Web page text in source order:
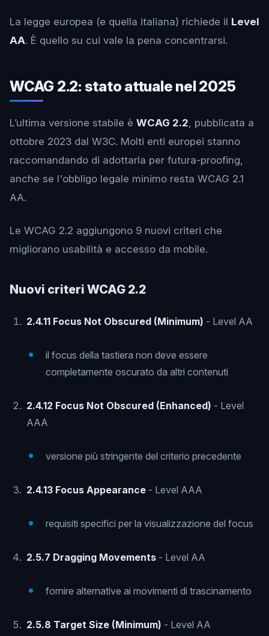
La legge europea (e quella italiana) richiede il Level
AA. È quello su cui vale la pena concentrarsi.
WCAG 2.2: stato attuale nel 2025
L’ultima versione stabile è WCAG 2.2 , pubblicata a
ottobre 2023 dal W3C. Molti enti europei stanno
raccomandando di adottarla per futura-proofing,
anche se l'obbligo legale minimo resta WCAG 2.1
AA.
Le WCAG 2.2 aggiungono 9 nuovi criteri che
migliorano usabilità e accesso da mobile.
Nuovi criteri WCAG 2.2
2.4.11 Focus Not Obscured (Minimum) - Level AA
il focus della tastiera non deve essere
completamente oscurato da altri contenuti
2.4.12 Focus Not Obscured (Enhanced) - Level
AAA
versione più stringente del criterio precedente
2.4.13 Focus Appearance - Level AAA
requisiti specifici per la visualizzazione del focus
2.5.7 Dragging Movements - Level AA
fornire alternative ai movimenti di trascinamento
2.5.8 Target Size (Minimum) - Level AA